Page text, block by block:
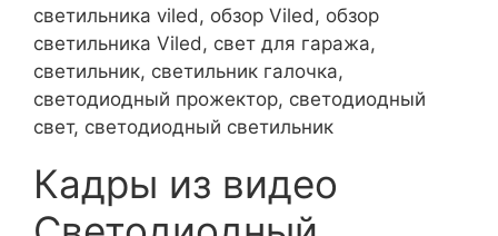
светильника viled, обзор Viled, обзор
светильника Viled, свет для гаража,
светильник, светильник галочка,
светодиодный прожектор, светодиодный
свет, светодиодный светильник
Кадры из видео